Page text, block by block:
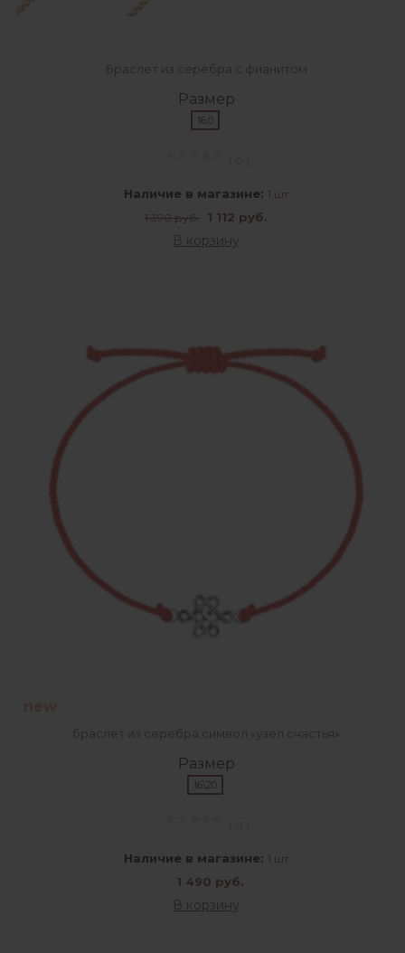
Браслет из серебра с фианитом
Размер
16,0
Наличие в магазине: 1 шт
1 390 руб. 1 112 руб.
В корзину
браслет из серебра.символ «узел счастья»
Размер
16\20
Наличие в магазине: 1 шт
1 490 руб.
В корзину